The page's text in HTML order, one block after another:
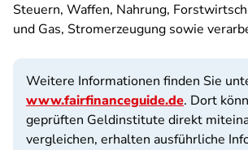
Steuern, Waffen, Nahrung,
und Gas, Stromerzeugung sowie
Weitere Informationen finden Sie
www.fairfinanceguide.de. Dort
geprüften Geldinstitute direkt
vergleichen, erhalten ausführliche